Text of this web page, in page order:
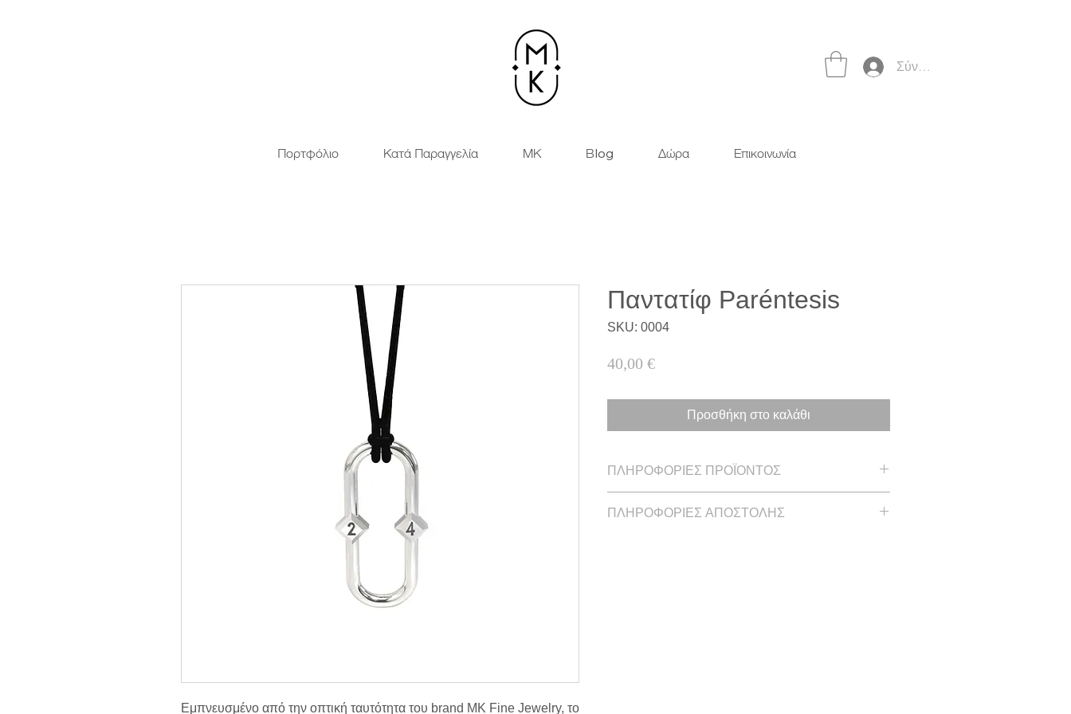
Σύνδεση
Πορτφόλιο Κατά Παραγγελία ΜΚ Βlog Δώρα Επικοινωνία
Εμπνευσμένο από την οπτική ταυτότητα του brand MK Fine Jewelry, το
Παντατίφ Paréntesis
SKU: 0004
40,00 €Τιμή
Προσθήκη στο καλάθι
ΠΛΗΡΟΦΟΡΙΕΣ ΠΡΟΪΟΝΤΟΣ
Ασήμι με μαύρο κορδόνι
ΠΛΗΡΟΦΟΡΙΕΣ ΑΠΟΣΤΟΛΗΣ